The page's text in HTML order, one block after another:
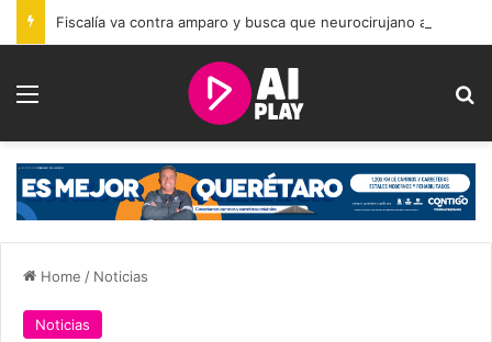
Menu
Home / Noticias
Noticias